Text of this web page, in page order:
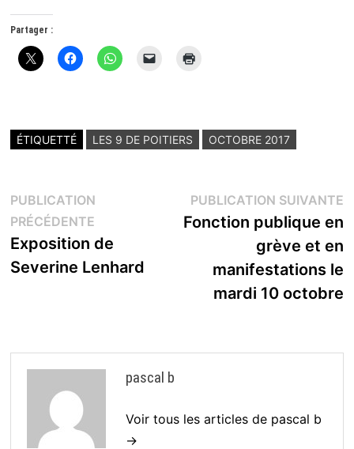
Partager :
ÉTIQUETTÉ LES 9 DE POITIERS OCTOBRE 2017
Navigation
de
l’article
PUBLICATION
PRÉCÉDENTEPublication
précédente :
Exposition de
Severine Lenhard
PUBLICATION SUIVANTE
Fonction publique en
grève et en
manifestations le
mardi 10 octobre
pascal b
Voir tous les articles de pascal b
→